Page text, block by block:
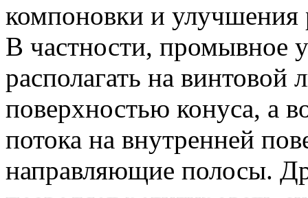
компоновки и улучшения
В частности, промывное
располагать на винтовой
поверхностью конуса, а
потока на внутренней
направляющие полосы.